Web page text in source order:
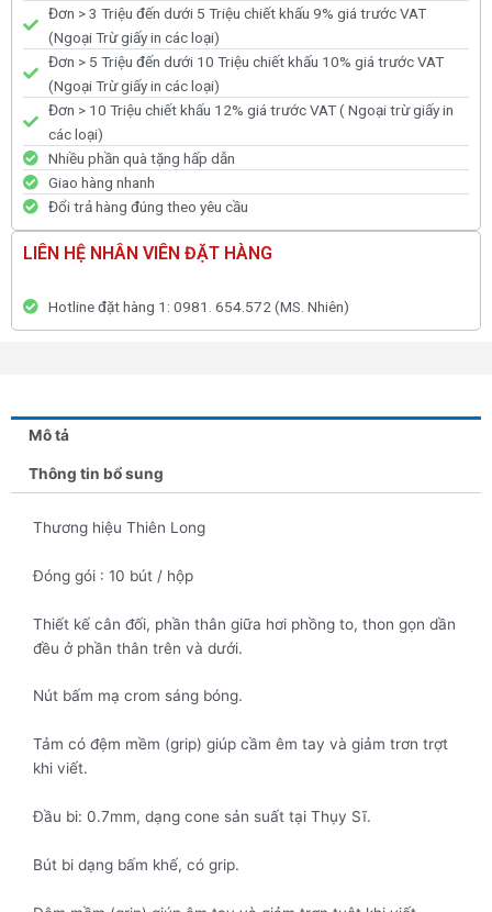
Đơn > 3 Triệu đến dưới 5 Triệu chiết khấu 9% giá trước VAT
(Ngoại Trừ giấy in các loại)
Đơn > 5 Triệu đến dưới 10 Triệu chiết khấu 10% giá trước VAT
(Ngoại Trừ giấy in các loại)
Đơn > 10 Triệu chiết khấu 12% giá trước VAT ( Ngoại trừ giấy in
các loại)
Nhiều phần quà tặng hấp dẫn
Giao hàng nhanh
Đổi trả hàng đúng theo yêu cầu
LIÊN HỆ NHÂN VIÊN ĐẶT HÀNG
Hotline đặt hàng 1: 0981. 654.572 (MS. Nhiên)
Mô tả
Thông tin bổ sung
Thương hiệu Thiên Long
Đóng gói : 10 bút / hộp
Thiết kế cân đối, phần thân giữa hơi phồng to, thon gọn dần
đều ở phần thân trên và dưới.
Nút bấm mạ crom sáng bóng.
Tảm có đệm mềm (grip) giúp cầm êm tay và giảm trơn trợt
khi viết.
Đầu bi: 0.7mm, dạng cone sản suất tại Thụy Sĩ.
Bút bi dạng bấm khế, có grip.